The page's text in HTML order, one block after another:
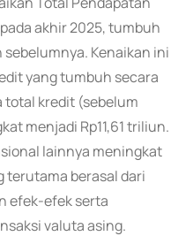
akhir 2025, tumbuh
Kenaikan ini
yang tumbuh secara
total kredit (sebelum
menjadi Rp11,61 triliun.
lainnya meningkat
terutama berasal dari
efek-efek serta
valuta asing.